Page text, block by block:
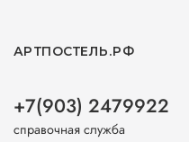
АРТПОСТЕЛЬ.РФ
+7(903) 2479922
справочная служба